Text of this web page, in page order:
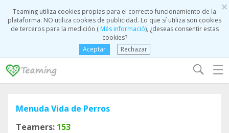
×
Teaming utiliza cookies propias para el correcto funcionamiento de la
plataforma. NO utiliza cookies de publicidad. Lo que sí utiliza son cookies
de terceros para la medición (Més informació), ¿deseas consentir estas
cookies?
Aceptar
Rechazar
☰
Menuda Vida de Perros
Teamers: 153